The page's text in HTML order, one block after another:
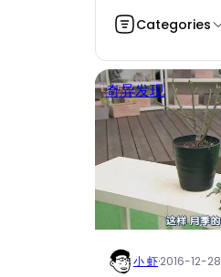
Categories
奇异发现
小 虾·2016-12-28